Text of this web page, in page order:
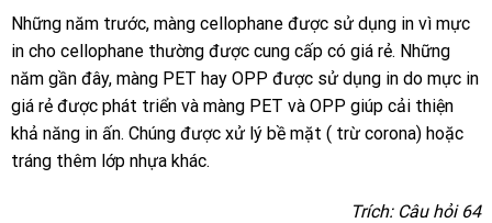
Những năm trước, màng cellophane được sử dụng in vì mực
in cho cellophane thường được cung cấp có giá rẻ. Những
năm gần đây, màng PET hay OPP được sử dụng in do mực in
giá rẻ được phát triển và màng PET và OPP giúp cải thiện
khả năng in ấn. Chúng được xử lý bề mặt ( trừ corona) hoặc
tráng thêm lớp nhựa khác.
Trích: Câu hỏi 64